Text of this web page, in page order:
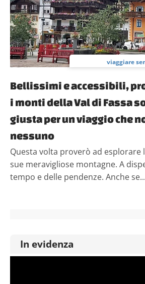
viaggiare
Bellissimi e accessibili,
i monti della Val di Fassa
giusta per un viaggio che
nessuno
Questa volta proverò ad esplorare
sue meravigliose montagne. A
tempo e delle pendenze. Anche se...
In evidenza